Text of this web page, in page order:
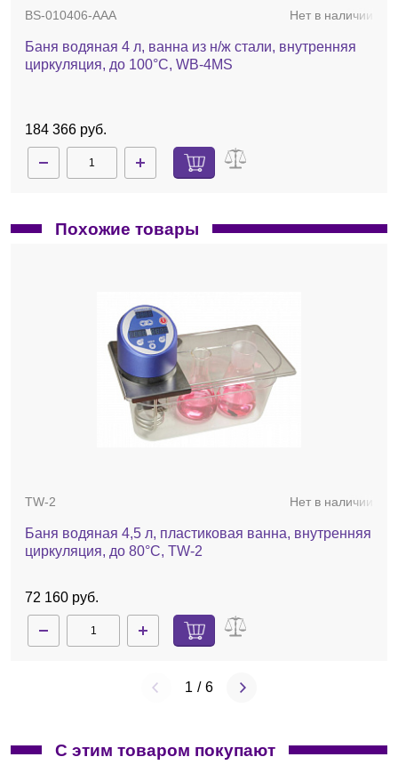
BS-010406-AAA Нет в наличии
Баня водяная 4 л, ванна из н/ж стали, внутренняя
циркуляция, до 100°С, WB-4MS
184 366 руб.
Похожие товары
TW-2 Нет в наличии
Баня водяная 4,5 л, пластиковая ванна, внутренняя
циркуляция, до 80°С, TW-2
72 160 руб.
1 / 6
С этим товаром покупают